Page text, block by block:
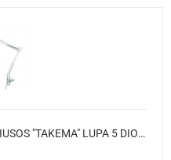
[ZD-129A/LED] LAMPARA MULTIUSOS "TAKEMA" LUPA 5 DIOPTER 80LED 15W 220VAC, CJX6